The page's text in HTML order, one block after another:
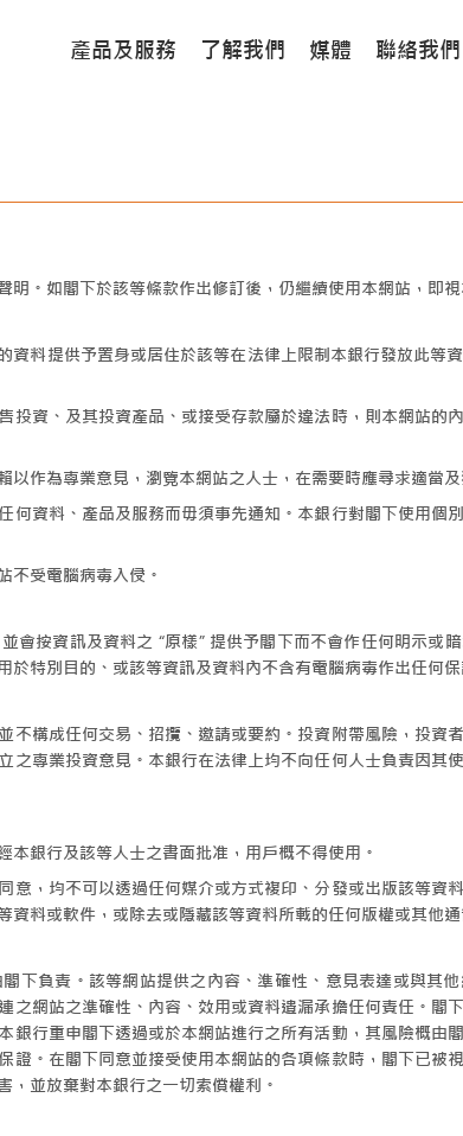
產品及服務 了解我們 媒體 聯絡我們
。如閣下於該等條款作出修訂後，仍繼續使用本網站，即
料提供予置身或居住於該等在法律上限制本銀行發放此等
投資、及其投資產品、或接受存款屬於違法時，則本網站的
作為專業意見，瀏覽本網站之人士，在需要時應尋求適當及
何資料、產品及服務而毋須事先通知。本銀行對閣下使用個
不受電腦病毒入侵。
會按資訊及資料之 “原樣” 提供予閣下而不會作任何明示或
特別目的、或該等資訊及資料內不含有電腦病毒作出任何保
不構成任何交易、招攬、邀請或要約。投資附帶風險，投資
之專業投資意見。本銀行在法律上均不向任何人士負責因其
銀行及該等人士之書面批准，用戶概不得使用。
意，均不可以透過任何媒介或方式複印、分發或出版該等資
料或軟件，或除去或隱藏該等資料所載的任何版權或其他通
下負責。該等網站提供之內容、準確性、意見表達或與其
之網站之準確性、內容、效用或資料遺漏承擔任何責任。閣
銀行重申閣下透過或於本網站進行之所有活動，其風險概由
證。在閣下同意並接受使用本網站的各項條款時，閣下已被
並放棄對本銀行之一切索償權利。